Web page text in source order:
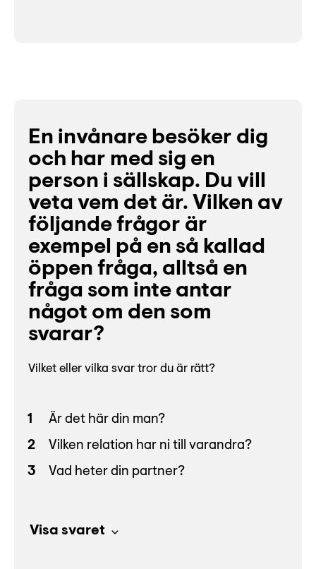
En invånare besöker dig
och har med sig en
person i sällskap. Du vill
veta vem det är. Vilken av
följande frågor är
exempel på en så kallad
öppen fråga, alltså en
fråga som inte antar
något om den som
svarar?
Vilket eller vilka svar tror du är rätt?
Är det här din man?
Vilken relation har ni till varandra?
Vad heter din partner?
Visa svaret